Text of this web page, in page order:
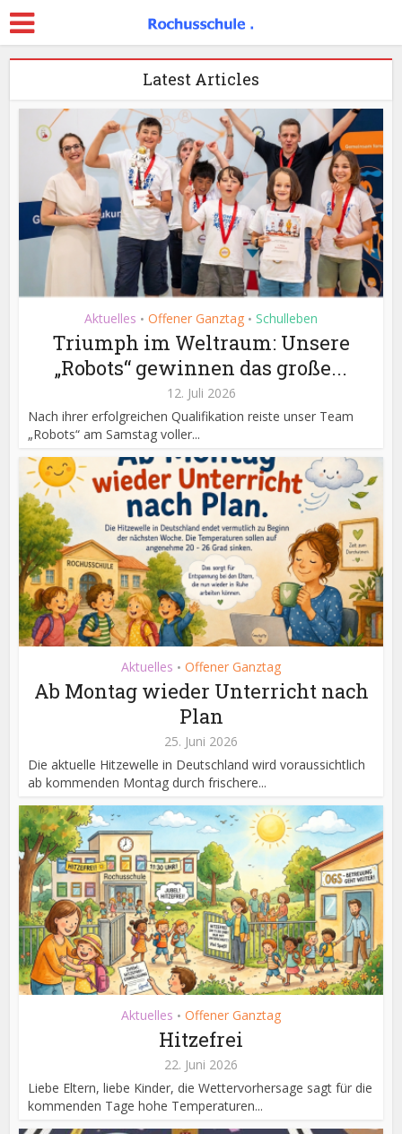
Latest Articles
Aktuelles • Offener Ganztag • Schulleben
Triumph im Weltraum: Unsere
„Robots“ gewinnen das große...
12. Juli 2026
Nach ihrer erfolgreichen Qualifikation reiste unser Team
„Robots“ am Samstag voller...
Aktuelles • Offener Ganztag
Ab Montag wieder Unterricht nach
Plan
25. Juni 2026
Die aktuelle Hitzewelle in Deutschland wird voraussichtlich
ab kommenden Montag durch frischere...
Aktuelles • Offener Ganztag
Hitzefrei
22. Juni 2026
Liebe Eltern, liebe Kinder, die Wettervorhersage sagt für die
kommenden Tage hohe Temperaturen...